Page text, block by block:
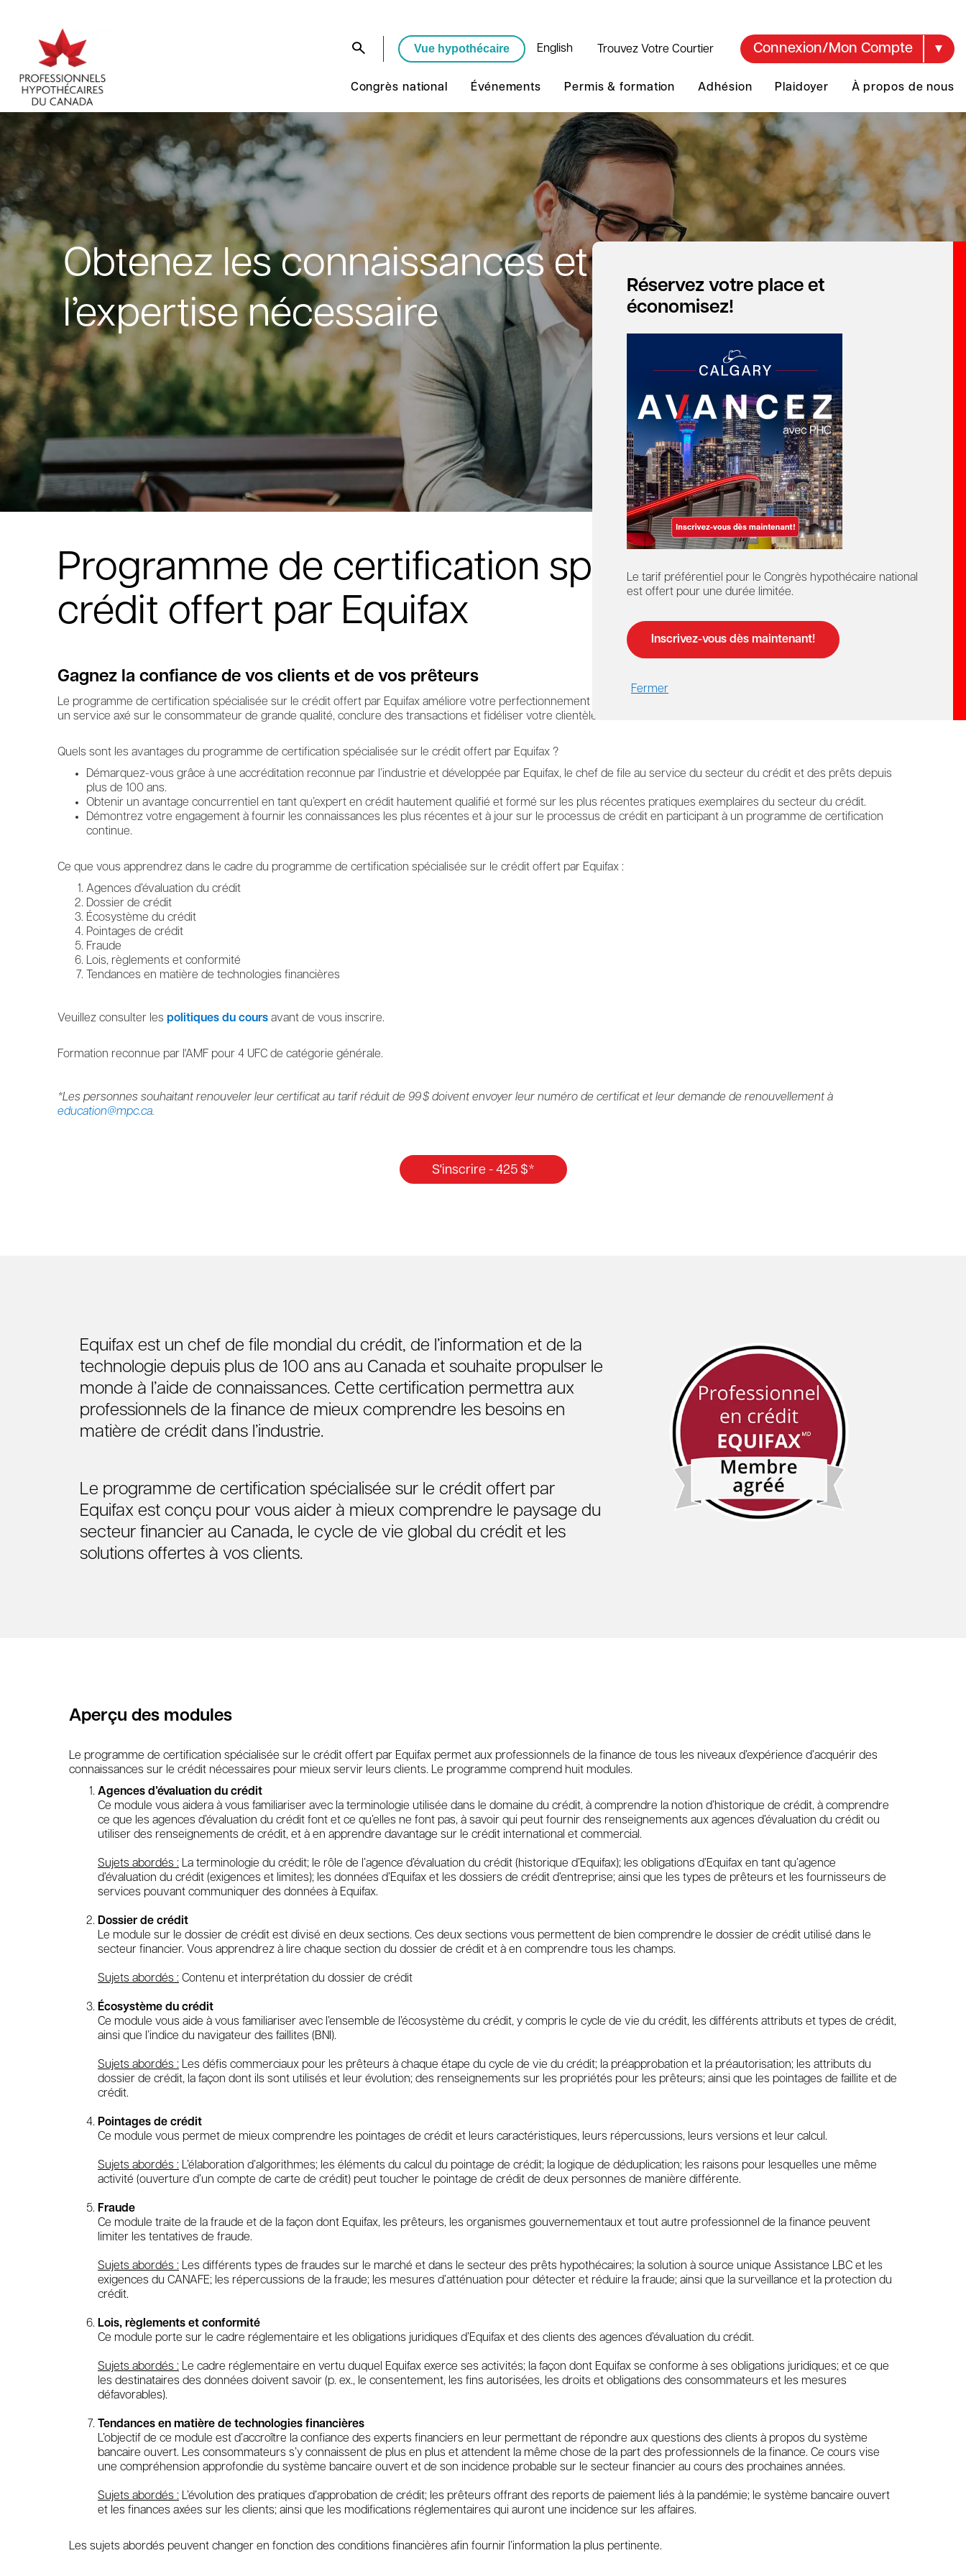
Réservez votre place et
économisez!
Le tarif préférentiel pour le Congrès hypothécaire national
est offert pour une durée limitée.
Inscrivez-vous dès maintenant!
Fermer
Vue hypothécaire English Trouvez Votre Courtier Connexion/Mon Compte
Congrès national Événements Permis & formation Adhésion Plaidoyer À propos de nous
Obtenez les connaissances et
l’expertise nécessaire
pour mieux servir vos
clients.
Programme de certification spécialisée sur le
crédit offert par Equifax
Gagnez la confiance de vos clients et de vos prêteurs
Le programme de certification spécialisée sur le crédit offert par Equifax améliore votre perfectionnement professionnel grâce à l’expertise du crédit requise pour offrir
un service axé sur le consommateur de grande qualité, conclure des transactions et fidéliser votre clientèle.
Quels sont les avantages du programme de certification spécialisée sur le crédit offert par Equifax ?
Démarquez-vous grâce à une accréditation reconnue par l’industrie et développée par Equifax, le chef de file au service du secteur du crédit et des prêts depuis
plus de 100 ans.
Obtenir un avantage concurrentiel en tant qu’expert en crédit hautement qualifié et formé sur les plus récentes pratiques exemplaires du secteur du crédit.
Démontrez votre engagement à fournir les connaissances les plus récentes et à jour sur le processus de crédit en participant à un programme de certification
continue.
Ce que vous apprendrez dans le cadre du programme de certification spécialisée sur le crédit offert par Equifax :
Agences d’évaluation du crédit
Dossier de crédit
Écosystème du crédit
Pointages de crédit
Fraude
Lois, règlements et conformité
Tendances en matière de technologies financières
Veuillez consulter les politiques du cours avant de vous inscrire.
Formation reconnue par l'AMF pour 4 UFC de catégorie générale.
*Les personnes souhaitant renouveler leur certificat au tarif réduit de 99 $ doivent envoyer leur numéro de certificat et leur demande de renouvellement à
education@mpc.ca.
Equifax est un chef de file mondial du crédit, de l’information et de la
technologie depuis plus de 100 ans au Canada et souhaite propulser le
monde à l’aide de connaissances. Cette certification permettra aux
professionnels de la finance de mieux comprendre les besoins en
matière de crédit dans l’industrie.
Le programme de certification spécialisée sur le crédit offert par
Equifax est conçu pour vous aider à mieux comprendre le paysage du
secteur financier au Canada, le cycle de vie global du crédit et les
solutions offertes à vos clients.
Aperçu des modules
Le programme de certification spécialisée sur le crédit offert par Equifax permet aux professionnels de la finance de tous les niveaux d’expérience d’acquérir des
connaissances sur le crédit nécessaires pour mieux servir leurs clients. Le programme comprend huit modules.
Agences d’évaluation du crédit
Ce module vous aidera à vous familiariser avec la terminologie utilisée dans le domaine du crédit, à comprendre la notion d’historique de crédit, à comprendre
ce que les agences d’évaluation du crédit font et ce qu’elles ne font pas, à savoir qui peut fournir des renseignements aux agences d’évaluation du crédit ou
utiliser des renseignements de crédit, et à en apprendre davantage sur le crédit international et commercial.
Sujets abordés : La terminologie du crédit; le rôle de l’agence d’évaluation du crédit (historique d’Equifax); les obligations d’Equifax en tant qu’agence
d’évaluation du crédit (exigences et limites); les données d’Equifax et les dossiers de crédit d’entreprise; ainsi que les types de prêteurs et les fournisseurs de
services pouvant communiquer des données à Equifax.
Dossier de crédit
Le module sur le dossier de crédit est divisé en deux sections. Ces deux sections vous permettent de bien comprendre le dossier de crédit utilisé dans le
secteur financier. Vous apprendrez à lire chaque section du dossier de crédit et à en comprendre tous les champs.
Sujets abordés : Contenu et interprétation du dossier de crédit
Écosystème du crédit
Ce module vous aide à vous familiariser avec l’ensemble de l’écosystème du crédit, y compris le cycle de vie du crédit, les différents attributs et types de crédit,
ainsi que l’indice du navigateur des faillites (BNI).
Sujets abordés : Les défis commerciaux pour les prêteurs à chaque étape du cycle de vie du crédit; la préapprobation et la préautorisation; les attributs du
dossier de crédit, la façon dont ils sont utilisés et leur évolution; des renseignements sur les propriétés pour les prêteurs; ainsi que les pointages de faillite et de
crédit.
Pointages de crédit
Ce module vous permet de mieux comprendre les pointages de crédit et leurs caractéristiques, leurs répercussions, leurs versions et leur calcul.
Sujets abordés : L’élaboration d’algorithmes; les éléments du calcul du pointage de crédit; la logique de déduplication; les raisons pour lesquelles une même
activité (ouverture d’un compte de carte de crédit) peut toucher le pointage de crédit de deux personnes de manière différente.
Fraude
Ce module traite de la fraude et de la façon dont Equifax, les prêteurs, les organismes gouvernementaux et tout autre professionnel de la finance peuvent
limiter les tentatives de fraude.
Sujets abordés : Les différents types de fraudes sur le marché et dans le secteur des prêts hypothécaires; la solution à source unique Assistance LBC et les
exigences du CANAFE; les répercussions de la fraude; les mesures d’atténuation pour détecter et réduire la fraude; ainsi que la surveillance et la protection du
crédit.
Lois, règlements et conformité
Ce module porte sur le cadre réglementaire et les obligations juridiques d’Equifax et des clients des agences d’évaluation du crédit.
Sujets abordés : Le cadre réglementaire en vertu duquel Equifax exerce ses activités; la façon dont Equifax se conforme à ses obligations juridiques; et ce que
les destinataires des données doivent savoir (p. ex., le consentement, les fins autorisées, les droits et obligations des consommateurs et les mesures
défavorables).
Tendances en matière de technologies financières
L’objectif de ce module est d’accroître la confiance des experts financiers en leur permettant de répondre aux questions des clients à propos du système
bancaire ouvert. Les consommateurs s’y connaissent de plus en plus et attendent la même chose de la part des professionnels de la finance. Ce cours vise
une compréhension approfondie du système bancaire ouvert et de son incidence probable sur le secteur financier au cours des prochaines années.
Sujets abordés : L’évolution des pratiques d’approbation de crédit; les prêteurs offrant des reports de paiement liés à la pandémie; le système bancaire ouvert
et les finances axées sur les clients; ainsi que les modifications réglementaires qui auront une incidence sur les affaires.
Les sujets abordés peuvent changer en fonction des conditions financières afin fournir l’information la plus pertinente.